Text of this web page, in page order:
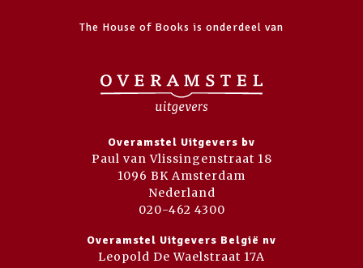
The House of Books is onderdeel van
Overamstel Uitgevers bv
Paul van Vlissingenstraat 18
1096 BK Amsterdam
Nederland
020-462 4300
Overamstel Uitgevers België nv
Leopold De Waelstraat 17A